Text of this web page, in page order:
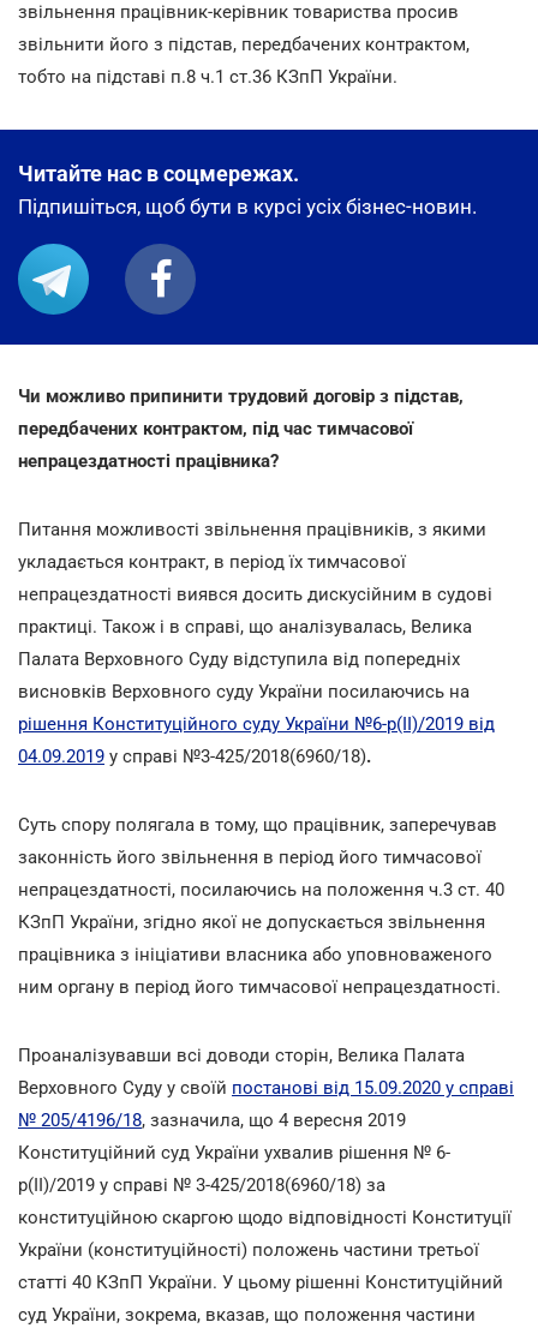
звільнення працівник-керівник товариства просив
звільнити його з підстав, передбачених контрактом,
тобто на підставі п.8 ч.1 ст.36 КЗпП України.
Читайте нас в соцмережах.
Підпишіться, щоб бути в курсі усіх бізнес-новин.
Чи можливо припинити трудовий договір з підстав,
передбачених контрактом, під час тимчасової
непрацездатності працівника?
Питання можливості звільнення працівників, з якими
укладається контракт, в період їх тимчасової
непрацездатності виявся досить дискусійним в судові
практиці. Також і в справі, що аналізувалась, Велика
Палата Верховного Суду відступила від попередніх
висновків Верховного суду України посилаючись на
рішення Конституційного суду України №6-р(ІІ)/2019 від
04.09.2019 у справі №3-425/2018(6960/18).
Суть спору полягала в тому, що працівник, заперечував
законність його звільнення в період його тимчасової
непрацездатності, посилаючись на положення ч.3 ст. 40
КЗпП України, згідно якої не допускається звільнення
працівника з ініціативи власника або уповноваженого
ним органу в період його тимчасової непрацездатності.
Проаналізувавши всі доводи сторін, Велика Палата
Верховного Суду у своїй постанові від 15.09.2020 у справі
№ 205/4196/18, зазначила, що 4 вересня 2019
Конституційний суд України ухвалив рішення № 6-
р(ІІ)/2019 у справі № 3-425/2018(6960/18) за
конституційною скаргою щодо відповідності Конституції
України (конституційності) положень частини третьої
статті 40 КЗпП України. У цьому рішенні Конституційний
суд України, зокрема, вказав, що положення частини